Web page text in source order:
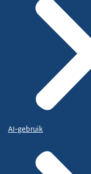
AI-gebruik